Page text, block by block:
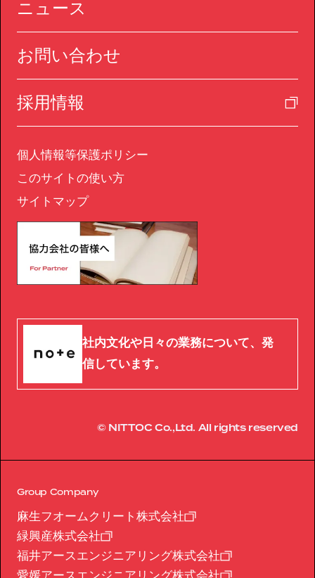
ニュース
お問い合わせ
採用情報
個人情報等保護ポリシー
このサイトの使い方
サイトマップ
社内文化や日々の業務について、発
信しています。
© NITTOC Co.,Ltd. All rights reserved
Group Company
麻生フオームクリート株式会社
緑興産株式会社
福井アースエンジニアリング株式会社